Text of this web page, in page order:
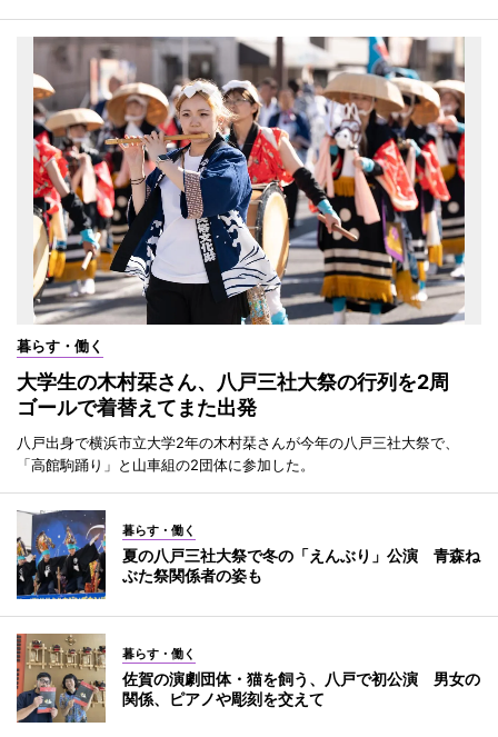
暮らす・働く
大学生の木村栞さん、八戸三社大祭の行列を2周
ゴールで着替えてまた出発
八戸出身で横浜市立大学2年の木村栞さんが今年の八戸三社大祭で、
「高館駒踊り」と山車組の2団体に参加した。
暮らす・働く
夏の八戸三社大祭で冬の「えんぶり」公演 青森ね
ぶた祭関係者の姿も
暮らす・働く
佐賀の演劇団体・猫を飼う、八戸で初公演 男女の
関係、ピアノや彫刻を交えて